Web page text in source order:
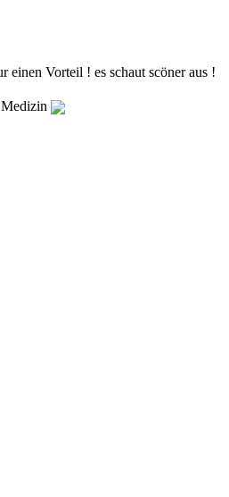
Vorteil ! es schaut scöner aus !